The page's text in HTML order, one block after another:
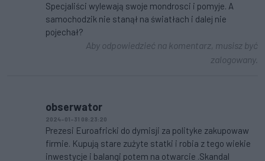
Specjaliści wylewają swoje mondrosci i pomyje. A
samochodzik nie stanął na światłach i dalej nie
pojechał?
Aby odpowiedzieć na komentarz, musisz być
zalogowany.
obserwator
2024-01-31 08:23:20
Prezesi Euroafricki do dymisji za polityke zakupowaw
firmie. Kupują stare zużyte statki i robia z tego wiekie
inwestycje i balangi potem na otwarcie .Skandal